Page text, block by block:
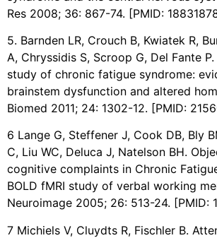
Res 2008; 36: 867-74. [PMID:
5. Barnden LR, Crouch B, Kwiatek R,
A, Chryssidis S, Scroop G, Del Fante
study of chronic fatigue syndrome:
brainstem dysfunction and altered
Biomed 2011; 24: 1302-12. [PMID:
6 Lange G, Steffener J, Cook DB, Bly
C, Liu WC, Deluca J, Natelson BH.
cognitive complaints in Chronic
BOLD fMRI study of verbal working
Neuroimage 2005; 26: 513-24. [PMID:
7 Michiels V, Cluydts R, Fischler B.